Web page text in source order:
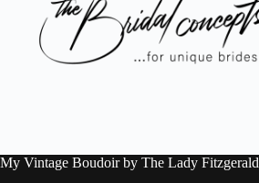
My Vintage Boudoir by The Lady Fitzgerald